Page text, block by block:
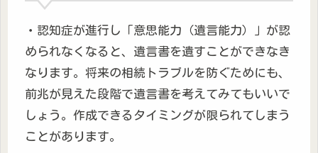
・認知症が進行し「意思能力（遺言能力）」が認
められなくなると、遺言書を遺すことができなき
なります。将来の相続トラブルを防ぐためにも、
前兆が見えた段階で遺言書を考えてみてもいいで
しょう。作成できるタイミングが限られてしまう
ことがあります。